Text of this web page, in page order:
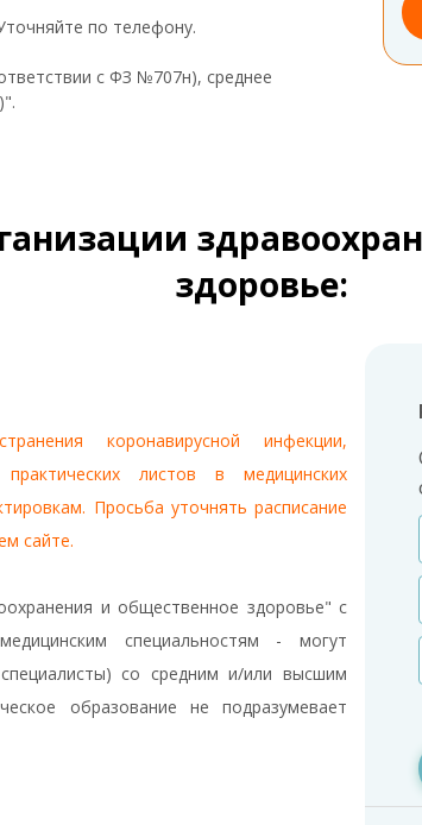
по телефону.
с ФЗ №707н), среднее
здоровье:
коронавирусной инфекции,
листов в медицинских
Просьба уточнять расписание
сайте.
и общественное здоровье" с
специальностям - могут
со средним и/или высшим
образование не подразумевает